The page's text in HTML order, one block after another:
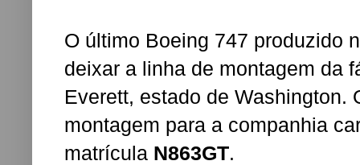
O último Boeing 747 produzido
deixar a linha de montagem da
Everett, estado de Washington.
montagem para a companhia
matrícula N863GT.